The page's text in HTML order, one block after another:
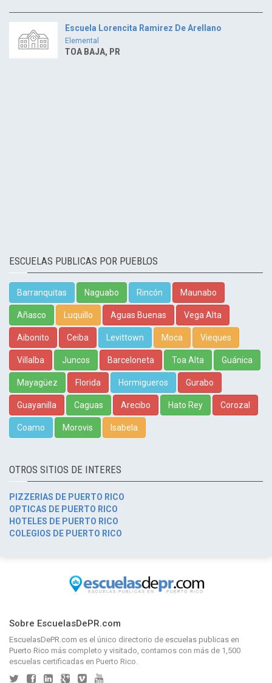
Escuela Lorencita Ramirez De Arellano
Elemental
TOA BAJA, PR
ESCUELAS PUBLICAS POR PUEBLOS
Barranquitas Naguabo Rincón Maunabo
Añasco Luquillo Aguas Buenas Vega Alta
Aibonito Ceiba Levittown Moca Vieques
Villalba Juncos Barceloneta Toa Alta Guánica
Mayagüez Florida Hormigueros Gurabo
Guayanilla Caguas Arecibo Hato Rey Corozal
Coamo Morovis Isabela
OTROS SITIOS DE INTERES
PIZZERIAS DE PUERTO RICO
OPTICAS DE PUERTO RICO
HOTELES DE PUERTO RICO
COLEGIOS DE PUERTO RICO
Sobre EscuelasDePR.com
EscuelasDePR.com es el único directorio de escuelas publicas en
Puerto Rico más completo y visitado, contamos con más de 1,500
escuelas certificadas en Puerto Rico.